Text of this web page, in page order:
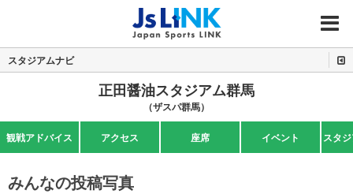
MENU
スタジアムナビ
正田醤油スタジアム群馬
（ザスパ群馬）
観戦アドバイス アクセス 座席 イベント スタ
みんなの投稿写真